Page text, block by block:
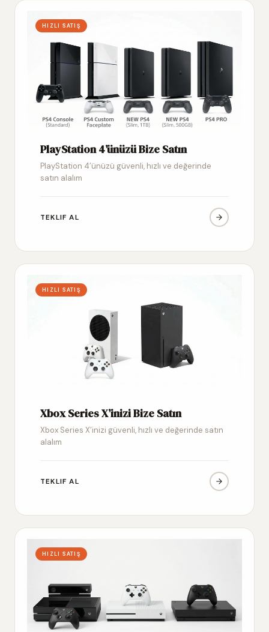
HIZLI SATIŞ
PlayStation 4’ünüzü Bize Satın
PlayStation 4’ünüzü güvenli, hızlı ve değerinde
satın alalım
TEKLIF AL
HIZLI SATIŞ
Xbox Series X’inizi Bize Satın
Xbox Series X’inizi güvenli, hızlı ve değerinde satın
alalım
TEKLIF AL
HIZLI SATIŞ